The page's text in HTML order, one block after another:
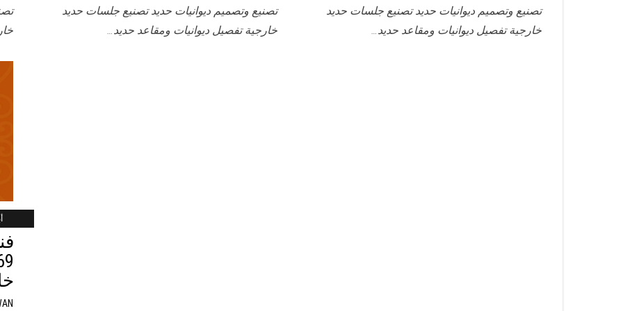
تصنيع وتصميم ديوانيات حديد تصنيع جلسات حديد
خارجية تفصيل ديوانيات ومقاعد حديد…
تصنيع وتصميم ديوانيات حديد تصنيع جلسات حديد
خارجية تفصيل ديوانيات ومقاعد حديد…